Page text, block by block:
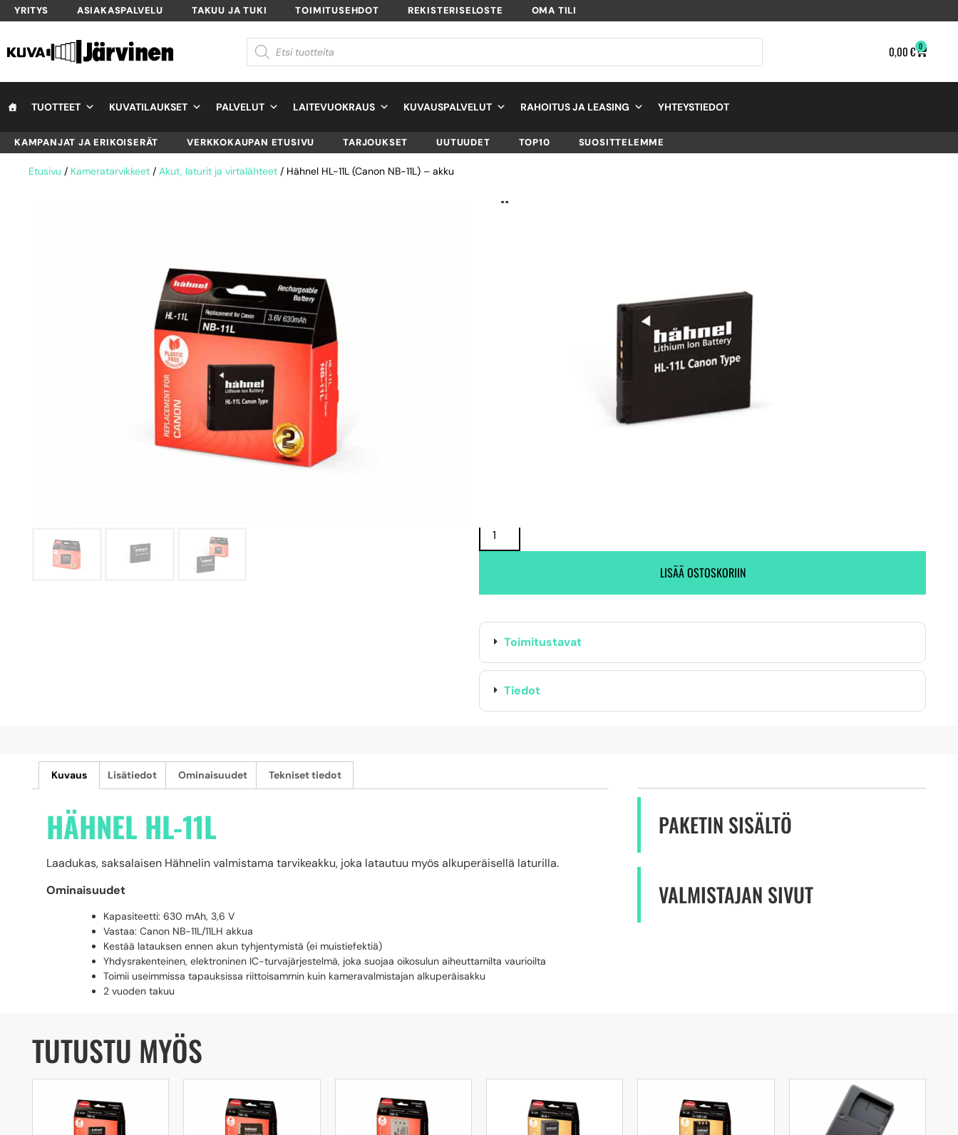
YRITYS ASIAKASPALVELU TAKUU JA TUKI TOIMITUSEHDOT REKISTERISELOSTE OMA TILI
0,00€ 0
TUOTTEET KUVATILAUKSET PALVELUT LAITEVUOKRAUS KUVAUSPALVELUT RAHOITUS JA LEASING YHTEYSTIEDOT
KAMPANJAT JA ERIKOISERÄT VERKKOKAUPAN ETUSIVU TARJOUKSET UUTUUDET TOP10 SUOSITTELEMME
Etusivu / Kameratarvikkeet / Akut, laturit ja virtalähteet / Hähnel HL-11L (Canon NB-11L) – akku
HÄHNEL HL-11L (CANON
Toimitus heti! (2 kpl varastossa)
Maahantuojan varasto:
LISÄÄ OSTOSKORIIN
Toimitustavat
Tiedot
Kuvaus Lisätiedot Ominaisuudet Tekniset tiedot
HÄHNEL HL-11L
Laadukas, saksalaisen Hähnelin valmistama tarvikeakku, joka latautuu myös alkuperäisellä laturilla.
Ominaisuudet
Kapasiteetti: 630 mAh, 3,6 V
Vastaa: Canon NB-11L/11LH akkua
Kestää latauksen ennen akun tyhjentymistä (ei muistiefektiä)
Yhdysrakenteinen, elektroninen IC-turvajärjestelmä, joka suojaa oikosulun aiheuttamilta vaurioilta
Toimii useimmissa tapauksissa riittoisammin kuin kameravalmistajan alkuperäisakku
2 vuoden takuu
PAKETIN SISÄLTÖ
VALMISTAJAN SIVUT
TUTUSTU MYÖS